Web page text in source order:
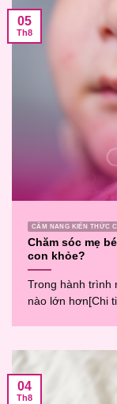
CẨM NANG KIẾN THỨC
Chăm sóc mẹ
con khỏe?
Trong hành trình
nào lớn hơn[Chi
05
Th8
04
Th8